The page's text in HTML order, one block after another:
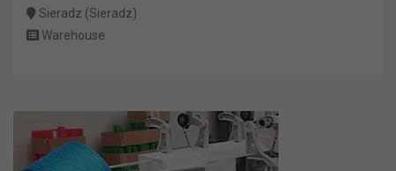
Sieradz (Sieradz)
Warehouse